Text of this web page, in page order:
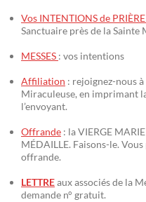
Vos INTENTIONS de
Sanctuaire près de la Sainte
MESSES : vos intentions
Affiliation : rejoignez-nous
Miraculeuse, en imprimant
l’envoyant.
Offrande : la VIERGE
MÉDAILLE. Faisons-le.
offrande.
LETTREaux associés de la
demande n° gratuit.